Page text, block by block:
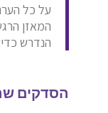
על כל
המאזן
הנדרש
הסדקים